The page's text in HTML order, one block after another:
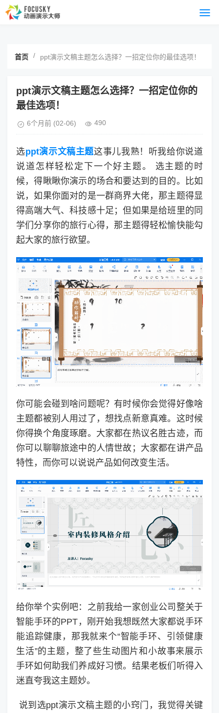
首页 / ppt演示文稿主题怎么选择？一招定位你的最佳选项！
ppt演示文稿主题怎么选择？一招定位你的
最佳选项！
6个月前 (02-06) 490
选ppt演示文稿主题这事儿我熟！听我给你说道
说道怎样轻松定下一个好主题。 选主题的时
候，得瞅瞅你演示的场合和要达到的目的。比如
说，如果你面对的是一群商界大佬，那主题得显
得高端大气、科技感十足；但如果是给班里的同
学们分享你的旅行心得，那主题得轻松愉快能勾
起大家的旅行欲望。
你可能会碰到啥问题呢？有时候你会觉得好像啥
主题都被别人用过了，想找点新意真难。这时候
你得换个角度琢磨。大家都在热议名胜古迹，而
你可以聊聊旅途中的人情世故；大家都在讲产品
特性，而你可以说说产品如何改变生活。
给你举个实例吧：之前我给一家创业公司整关于
智能手环的PPT，刚开始我想既然大家都说手环
能追踪健康，那我就来个“智能手环、引领健康
生活”的主题，整了些生动图片和小故事来展示
手环如何助我们养成好习惯。结果老板们听得入
迷直夸我这主题妙。
说到选ppt演示文稿主题的小窍门，我觉得关键